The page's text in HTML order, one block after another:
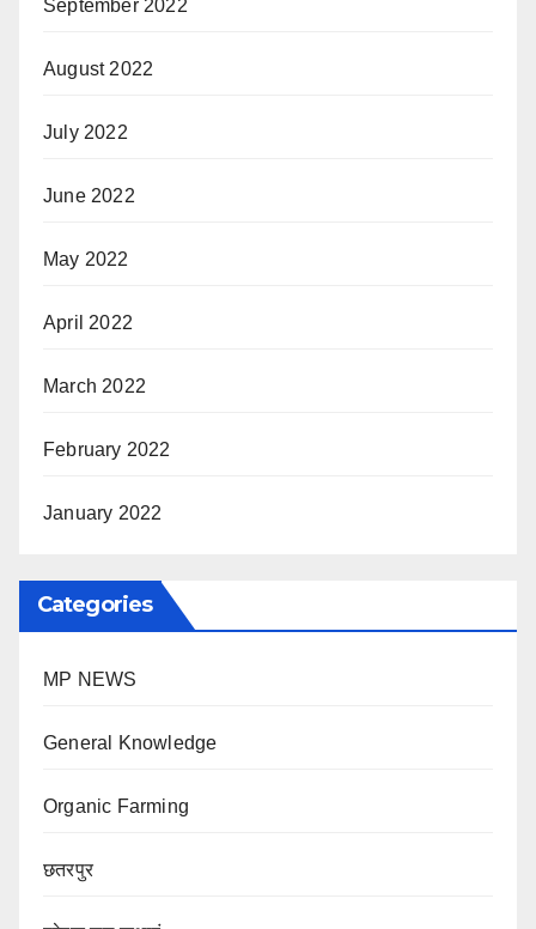
September 2022
August 2022
July 2022
June 2022
May 2022
April 2022
March 2022
February 2022
January 2022
Categories
MP NEWS
General Knowledge
Organic Farming
छतरपुर